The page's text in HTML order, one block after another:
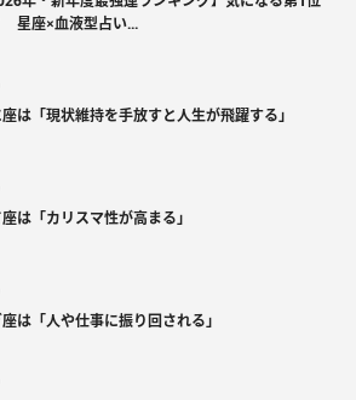
星座×血液型占い...
は「現状維持を手放すと人生が飛躍する」
は「カリスマ性が高まる」
は「人や仕事に振り回される」